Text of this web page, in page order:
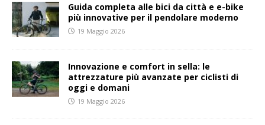
Guida completa alle bici da città e e-bike
più innovative per il pendolare moderno
19 Maggio 2026
Innovazione e comfort in sella: le
attrezzature più avanzate per ciclisti di
oggi e domani
19 Maggio 2026